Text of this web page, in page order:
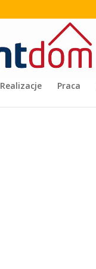
Realizacje Praca